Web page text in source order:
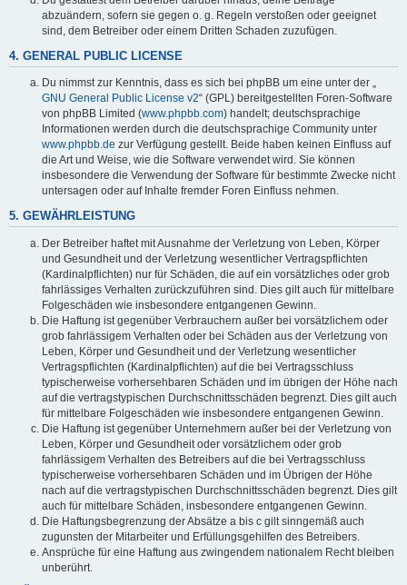
abzuändern, sofern sie gegen o. g. Regeln verstoßen oder geeignet
sind, dem Betreiber oder einem Dritten Schaden zuzufügen.
4. GENERAL PUBLIC LICENSE
Du nimmst zur Kenntnis, dass es sich bei phpBB um eine unter der „
GNU General Public License v2“ (GPL) bereitgestellten Foren-Software
von phpBB Limited (www.phpbb.com) handelt; deutschsprachige
Informationen werden durch die deutschsprachige Community unter
www.phpbb.de zur Verfügung gestellt. Beide haben keinen Einfluss auf
die Art und Weise, wie die Software verwendet wird. Sie können
insbesondere die Verwendung der Software für bestimmte Zwecke nicht
untersagen oder auf Inhalte fremder Foren Einfluss nehmen.
5. GEWÄHRLEISTUNG
Der Betreiber haftet mit Ausnahme der Verletzung von Leben, Körper
und Gesundheit und der Verletzung wesentlicher Vertragspflichten
(Kardinalpflichten) nur für Schäden, die auf ein vorsätzliches oder grob
fahrlässiges Verhalten zurückzuführen sind. Dies gilt auch für mittelbare
Folgeschäden wie insbesondere entgangenen Gewinn.
Die Haftung ist gegenüber Verbrauchern außer bei vorsätzlichem oder
grob fahrlässigem Verhalten oder bei Schäden aus der Verletzung von
Leben, Körper und Gesundheit und der Verletzung wesentlicher
Vertragspflichten (Kardinalpflichten) auf die bei Vertragsschluss
typischerweise vorhersehbaren Schäden und im übrigen der Höhe nach
auf die vertragstypischen Durchschnittsschäden begrenzt. Dies gilt auch
für mittelbare Folgeschäden wie insbesondere entgangenen Gewinn.
Die Haftung ist gegenüber Unternehmern außer bei der Verletzung von
Leben, Körper und Gesundheit oder vorsätzlichem oder grob
fahrlässigem Verhalten des Betreibers auf die bei Vertragsschluss
typischerweise vorhersehbaren Schäden und im Übrigen der Höhe
nach auf die vertragstypischen Durchschnittsschäden begrenzt. Dies gilt
auch für mittelbare Schäden, insbesondere entgangenen Gewinn.
Die Haftungsbegrenzung der Absätze a bis c gilt sinngemäß auch
zugunsten der Mitarbeiter und Erfüllungsgehilfen des Betreibers.
Ansprüche für eine Haftung aus zwingendem nationalem Recht bleiben
unberührt.